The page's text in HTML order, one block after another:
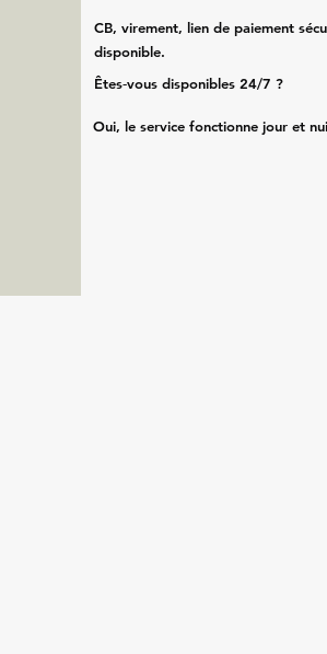
CB, virement, lien de paiement
disponible.
Êtes‑vous disponibles 24/7 ?
Oui, le service fonctionne jour et